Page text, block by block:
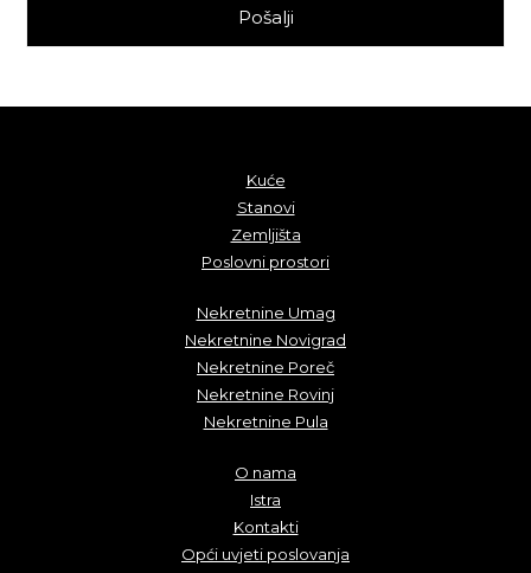
Kuće
Stanovi
Zemljišta
Poslovni prostori
Nekretnine Umag
Nekretnine Novigrad
Nekretnine Poreč
Nekretnine Rovinj
Nekretnine Pula
O nama
Istra
Kontakti
Opći uvjeti poslovanja